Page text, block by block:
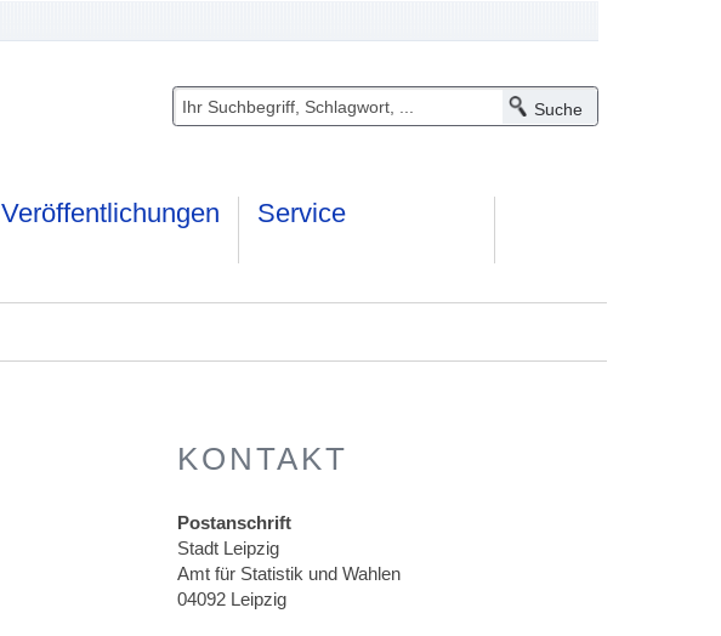
Veröffentlichungen Service
KONTAKT
Postanschrift
Stadt Leipzig
Amt für Statistik und Wahlen
04092 Leipzig